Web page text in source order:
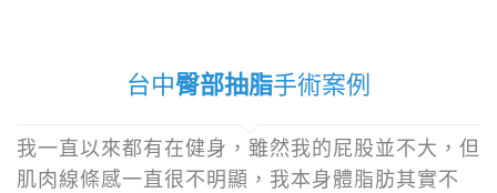
台中臀部抽脂手術案例
我一直以來都有在健身，雖然我的屁股並不大，但
肌肉線條感一直很不明顯，我本身體脂肪其實不